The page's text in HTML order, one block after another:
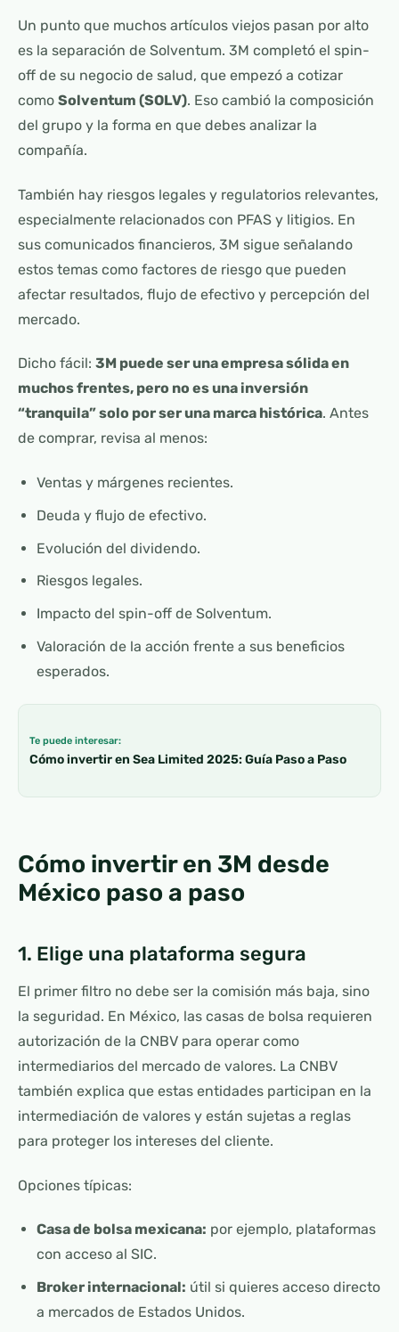
Un punto que muchos artículos viejos pasan por alto
es la separación de Solventum. 3M completó el spin-
off de su negocio de salud, que empezó a cotizar
como Solventum (SOLV). Eso cambió la composición
del grupo y la forma en que debes analizar la
compañía.
También hay riesgos legales y regulatorios relevantes,
especialmente relacionados con PFAS y litigios. En
sus comunicados financieros, 3M sigue señalando
estos temas como factores de riesgo que pueden
afectar resultados, flujo de efectivo y percepción del
mercado.
Dicho fácil: 3M puede ser una empresa sólida en
muchos frentes, pero no es una inversión
“tranquila” solo por ser una marca histórica. Antes
de comprar, revisa al menos:
Ventas y márgenes recientes.
Deuda y flujo de efectivo.
Evolución del dividendo.
Riesgos legales.
Impacto del spin-off de Solventum.
Valoración de la acción frente a sus beneficios
esperados.
Te puede interesar:
Cómo invertir en Sea Limited 2025: Guía Paso a Paso
Cómo invertir en 3M desde
México paso a paso
1. Elige una plataforma segura
El primer filtro no debe ser la comisión más baja, sino
la seguridad. En México, las casas de bolsa requieren
autorización de la CNBV para operar como
intermediarios del mercado de valores. La CNBV
también explica que estas entidades participan en la
intermediación de valores y están sujetas a reglas
para proteger los intereses del cliente.
Opciones típicas:
Casa de bolsa mexicana: por ejemplo, plataformas
con acceso al SIC.
Broker internacional: útil si quieres acceso directo
a mercados de Estados Unidos.